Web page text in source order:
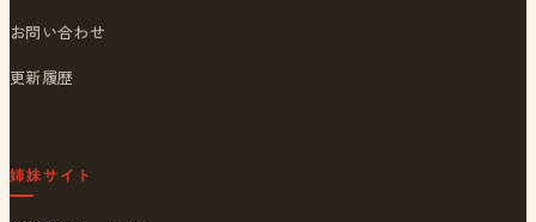
お問い合わせ
更新履歴
姉妹サイト